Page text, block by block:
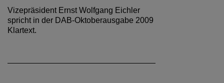
Vizepräsident Ernst Wolfgang Eichler
spricht in der DAB-Oktoberausgabe 2009
Klartext.